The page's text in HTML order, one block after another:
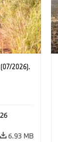
2026).
6.93 MB